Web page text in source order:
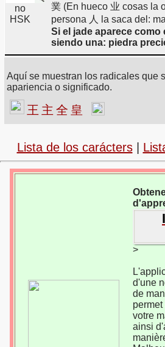
no
HSK
菐 (En hueco 业 cosas la
persona 人 la saca del:
Si el jade aparece
siendo una: piedra
Aquí se muestran los radicales que
apariencia o significado.
王 主 全 皇
Lista de los carácters|
>
d'une
de
votre
ainsi